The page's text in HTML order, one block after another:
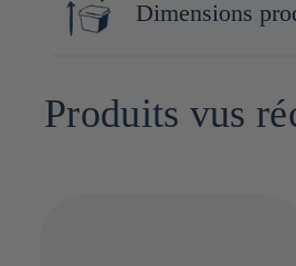
Dimensions
Produits vus